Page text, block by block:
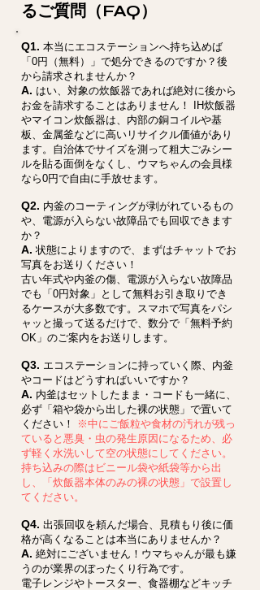
るご質問（FAQ）
Q1. 本当にエコステーションへ持ち込めば
「0円（無料）」で処分できるのですか？後
から請求されませんか？
A. はい、対象の炊飯器であれば絶対に後から
お金を請求することはありません！ IH炊飯器
やマイコン炊飯器は、内部の銅コイルや基
板、金属釜などに高いリサイクル価値があり
ます。自治体でサイズを測って粗大ごみシー
ルを貼る面倒をなくし、ウマちゃんの会員様
なら0円で自由に手放せます。
Q2. 内釜のコーティングが剥がれているもの
や、電源が入らない故障品でも回収できます
か？
A. 状態によりますので、まずはチャットでお
写真をお送りください！
古い年式や内釜の傷、電源が入らない故障品
でも「0円対象」として無料お引き取りでき
るケースが大多数です。スマホで写真をパシ
ャッと撮って送るだけで、数分で「無料予約
OK」のご案内をお送りします。
Q3. エコステーションに持っていく際、内釜
やコードはどうすればいいですか？
A. 内釜はセットしたまま・コードも一緒に、
必ず「箱や袋から出した裸の状態」で置いて
ください！
※中にご飯粒や食材の汚れが残っ
ていると悪臭・虫の発生原因になるため、必
ず軽く水洗いして空の状態にしてください。
持ち込みの際はビニール袋や紙袋等から出
し、「炊飯器本体のみの裸の状態」で設置し
てください。
Q4. 出張回収を頼んだ場合、見積もり後に価
格が高くなることは本当にありませんか？
A. 絶対にございません！ウマちゃんが最も嫌
うのが業界のぼったくり行為です。
電子レンジやトースター、食器棚などキッチ